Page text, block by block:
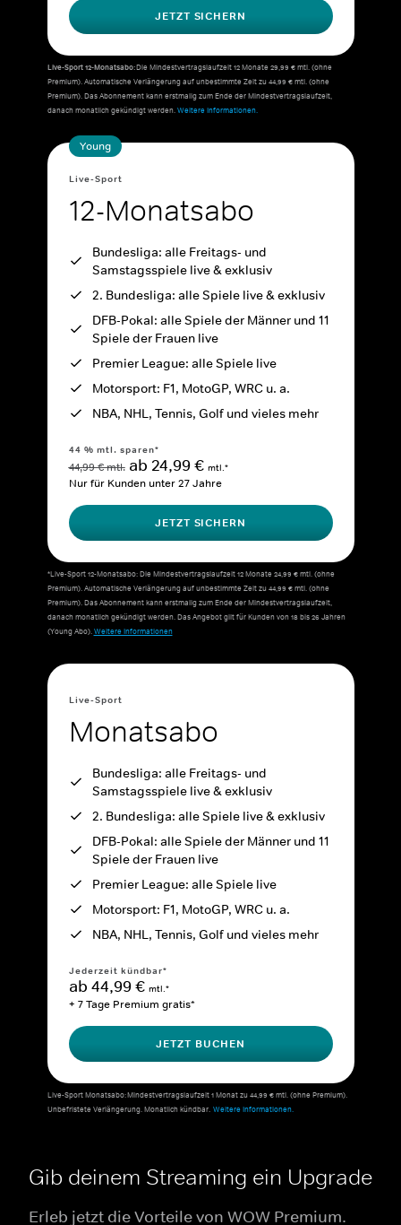
JETZT SICHERN
Live-Sport 12-Monatsabo:Die Mindestvertragslaufzeit 12 Monate 29,99 € mtl. (ohne
Premium). Automatische Verlängerung auf unbestimmte Zeit zu 44,99 € mtl. (ohne
Premium). Das Abonnement kann erstmalig zum Ende der Mindestvertragslaufzeit,
danach monatlich gekündigt werden.Weitere Informationen.
Young
Live-Sport
12-Monatsabo
Bundesliga: alle Freitags- und
Samstagsspiele live & exklusiv
2. Bundesliga: alle Spiele live & exklusiv
DFB-Pokal: alle Spiele der Männer und 11
Spiele der Frauen live
Premier League: alle Spiele live
Motorsport: F1, MotoGP, WRC u. a.
NBA, NHL, Tennis, Golf und vieles mehr
44 % mtl. sparen*
44,99 € mtl. ab 24,99 € mtl.*
Nur für Kunden unter 27 Jahre
JETZT SICHERN
*Live-Sport 12-Monatsabo: Die Mindestvertragslaufzeit 12 Monate 24,99 € mtl. (ohne
Premium). Automatische Verlängerung auf unbestimmte Zeit zu 44,99 € mtl. (ohne
Premium). Das Abonnement kann erstmalig zum Ende der Mindestvertragslaufzeit,
danach monatlich gekündigt werden. Das Angebot gilt für Kunden von 18 bis 26 Jahren
(Young Abo).Weitere Informationen
Live-Sport
Monatsabo
Bundesliga: alle Freitags- und
Samstagsspiele live & exklusiv
2. Bundesliga: alle Spiele live & exklusiv
DFB-Pokal: alle Spiele der Männer und 11
Spiele der Frauen live
Premier League: alle Spiele live
Motorsport: F1, MotoGP, WRC u. a.
NBA, NHL, Tennis, Golf und vieles mehr
Jederzeit kündbar*
ab 44,99 € mtl.*
+ 7 Tage Premium gratis*
JETZT BUCHEN
Live-Sport Monatsabo: Mindestvertragslaufzeit 1 Monat zu 44,99 € mtl. (ohne Premium).
Unbefristete Verlängerung. Monatlich kündbar. Weitere Informationen.
Gib deinem Streaming ein Upgrade
Erleb jetzt die Vorteile von WOW Premium.